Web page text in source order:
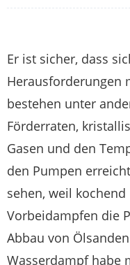
Er ist sicher, dass
Herausforderungen
bestehen unter
Förderraten,
Gasen und den
den Pumpen
sehen, weil
Vorbeidampfen die
Abbau von
Wasserdampf habe